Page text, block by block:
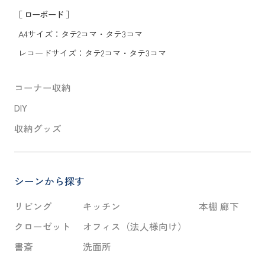
コーナー収納
DIY
収納グッズ
［ ローボード ］
A4サイズ： タテ2コマ ・ タテ3コマ
レコードサイズ： タテ2コマ ・ タテ3コマ
シーンから探す
リビング
クローゼット
書斎
キッチン
オフィス（法人様向け）
洗面所
本棚 廊下